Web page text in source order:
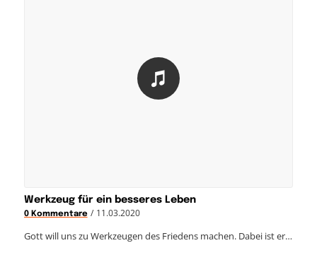
Werkzeug für ein besseres Leben
0 Kommentare / 11.03.2020
Gott will uns zu Werkzeugen des Friedens machen. Dabei ist er…